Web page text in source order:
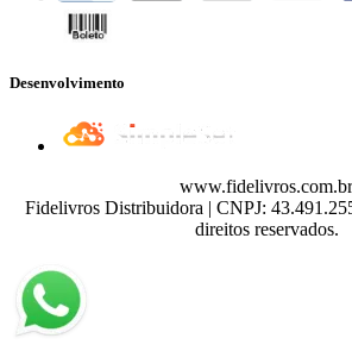
Desenvolvimento
www.fidelivros.com.br
Fidelivros Distribuidora | CNPJ:
direitos reservados.